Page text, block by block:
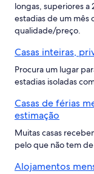
longas, superiores a
estadias de um mês
qualidade/preço.
Casas inteiras,
Procura um lugar
estadias isoladas
Casas de férias
estimação
Muitas casas
pelo que não tem
Alojamentos